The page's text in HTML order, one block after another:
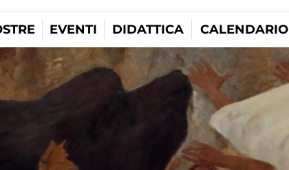
EVENTI DIDATTICA CALENDARIO